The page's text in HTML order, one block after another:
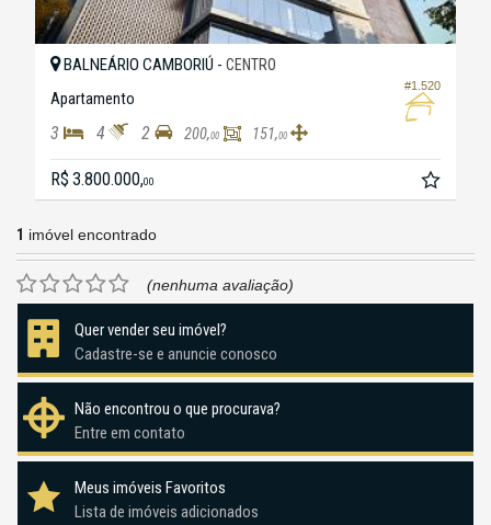
#1.520
BALNEÁRIO CAMBORIÚ - CENTRO
Apartamento
3 4 2 200,00 151,00
R$ 3.800.000,00
1 imóvel encontrado
(nenhuma avaliação)
Quer vender seu imóvel?
Cadastre-se e anuncie conosco
Não encontrou o que procurava?
Entre em contato
Meus imóveis Favoritos
Lista de imóveis adicionados